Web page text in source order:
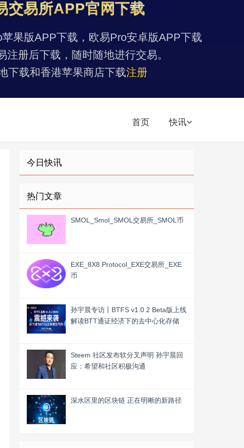
交易所APP官网下载
苹果版APP下载，欧易Pro安卓版APP下载
注册后下载，随时随地进行交易。
下载和香港苹果商店下载注册
首页 快讯
今日快讯
热门文章
SMOL_Smol_SMOL交易所_SMOL币
EXE_8X8 Protocol_EXE交易所_EXE
币
孙宇晨专访丨BTFS v1.0.2 Beta版上线
解读BTT通证经济下的去中心化存储
Steem 社区发布软分叉声明 孙宇晨回
应：希望和社区积极沟通
深水区里的区块链 正在明晰的新路径